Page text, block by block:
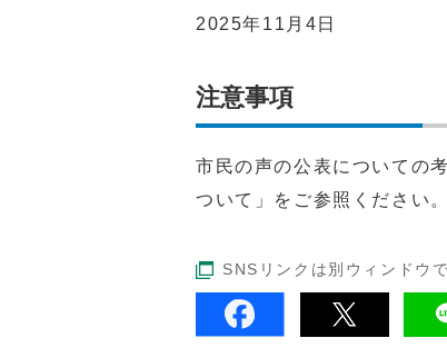
2025年11月4日
注意事項
市民の声の公表についての
ついて」をご参照ください。
SNSリンクは別ウィンドウ